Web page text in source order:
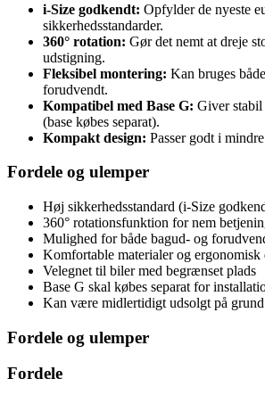
i-Size godkendt: Opfylder de nyeste
sikkerhedsstandarder.
360° rotation: Gør det nemt at dreje
udstigning.
Fleksibel montering: Kan bruges
forudvendt.
Kompatibel med Base G: Giver
(base købes separat).
Kompakt design: Passer godt i
Fordele og ulemper
Høj sikkerhedsstandard (i-Size
360° rotationsfunktion for nem
Mulighed for både bagud- og
Komfortable materialer og ergonomisk
Velegnet til biler med begrænset plads
Base G skal købes separat for
Kan være midlertidigt udsolgt på grund
Fordele og ulemper
Fordele